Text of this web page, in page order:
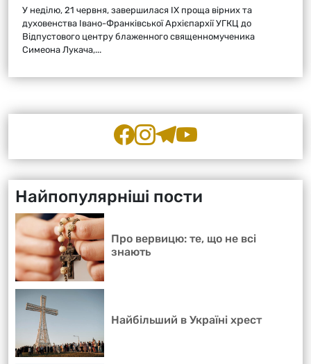
У неділю, 21 червня, завершилася ІХ проща вірних та
духовенства Івано-Франківської Архієпархії УГКЦ до
Відпустового центру блаженного священномученика
Симеона Лукача,...
Найпопулярніші пости
Про вервицю: те, що не всі
знають
Найбільший в Україні хрест